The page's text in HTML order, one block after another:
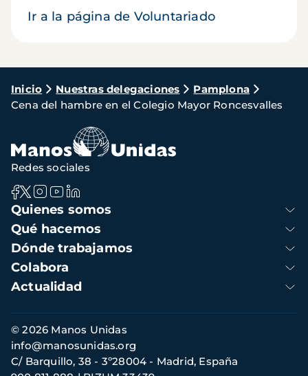
Ir a la página de Voluntariado
Ruta
de
navegación
Inicio Nuestras delegaciones
Pamplona
Cena del hambre en el Colegio Mayor Roncesvalles
Navegación
principal
Quienes somos
Qué hacemos
Dónde trabajamos
Colabora
Actualidad
Redes sociales
Información
de
contacto
© 2026 Manos Unidas
C/ Barquillo, 38 - 3º28004 - Madrid, España
info@manosunidas.org